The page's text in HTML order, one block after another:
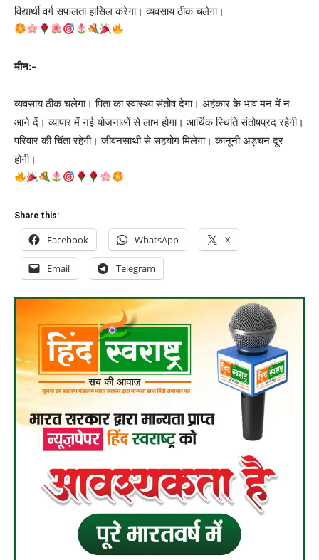
विद्यार्थी वर्ग सफलता हासिल करेगा। व्यवसाय ठीक चलेगा।
मीन:-
व्यवसाय ठीक चलेगा। पिता का स्वास्थ्य संतोष देगा। अहंकार के भाव मन में न
आने दें। व्यापार में नई योजनाओं से लाभ होगा। आर्थिक स्थिति संतोषप्रद रहेगी।
परिवार की चिंता रहेगी। जीवनसाथी से सहयोग मिलेगा। कानूनी अड़चन दूर
होगी।
Share this:
Facebook WhatsApp X
Email Telegram